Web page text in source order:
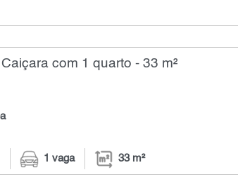
com 1 quarto - 33 m²
1 vaga 33 m²